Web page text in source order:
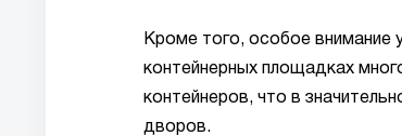
Кроме того, особое внимание
контейнерных площадках
контейнеров, что в
дворов.